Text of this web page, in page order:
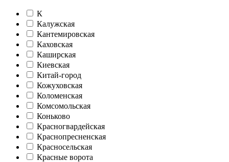
К
Калужская
Кантемировская
Каховская
Каширская
Киевская
Китай-город
Кожуховская
Коломенская
Комсомольская
Коньково
Красногвардейская
Краснопресненская
Красносельская
Красные ворота